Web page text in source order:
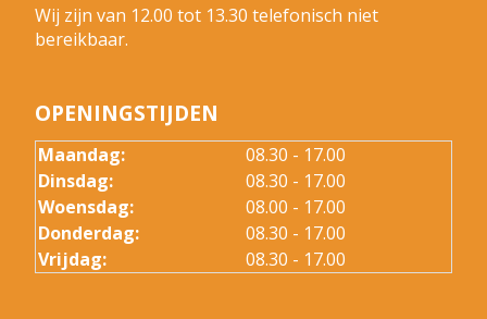
Wij zijn van 12.00 tot 13.30 telefonisch niet
bereikbaar.
OPENINGSTIJDEN
Maandag:
08.30 - 17.00
Dinsdag:
08.30 - 17.00
Woensdag:
08.00 - 17.00
Donderdag:
08.30 - 17.00
Vrijdag:
08.30 - 17.00